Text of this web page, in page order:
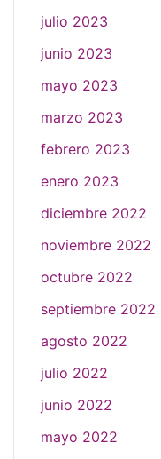
julio 2023
junio 2023
mayo 2023
marzo 2023
febrero 2023
enero 2023
diciembre 2022
noviembre 2022
octubre 2022
septiembre 2022
agosto 2022
julio 2022
junio 2022
mayo 2022